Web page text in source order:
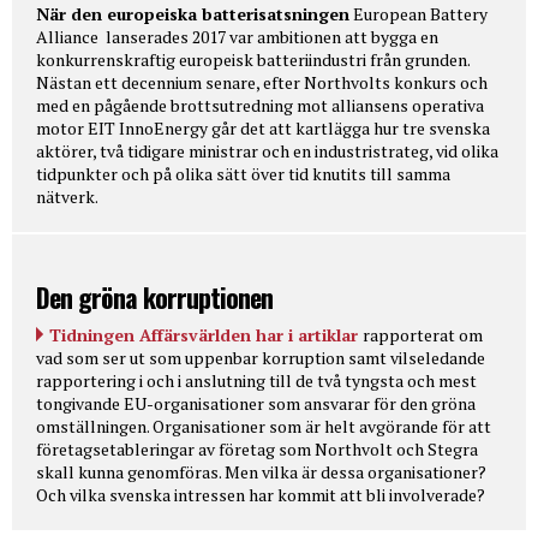
När den europeiska batterisatsningen European Battery
Alliance lanserades 2017 var ambitionen att bygga en
konkurrenskraftig europeisk batteriindustri från grunden.
Nästan ett decennium senare, efter Northvolts konkurs och
med en pågående brottsutredning mot alliansens operativa
motor EIT InnoEnergy går det att kartlägga hur tre svenska
aktörer, två tidigare ministrar och en industristrateg, vid olika
tidpunkter och på olika sätt över tid knutits till samma
nätverk.
Den gröna korruptionen
Tidningen Affärsvärlden har i artiklar rapporterat om
vad som ser ut som uppenbar korruption samt vilseledande
rapportering i och i anslutning till de två tyngsta och mest
tongivande EU-organisationer som ansvarar för den gröna
omställningen. Organisationer som är helt avgörande för att
företagsetableringar av företag som Northvolt och Stegra
skall kunna genomföras. Men vilka är dessa organisationer?
Och vilka svenska intressen har kommit att bli involverade?